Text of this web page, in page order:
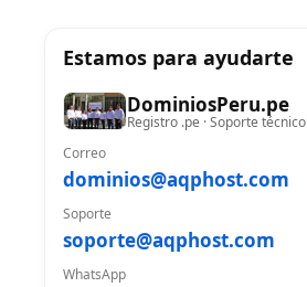
Estamos para ayudarte
DominiosPeru.pe
Registro .pe · Soporte técnico
Correo
dominios@aqphost.com
Soporte
soporte@aqphost.com
WhatsApp